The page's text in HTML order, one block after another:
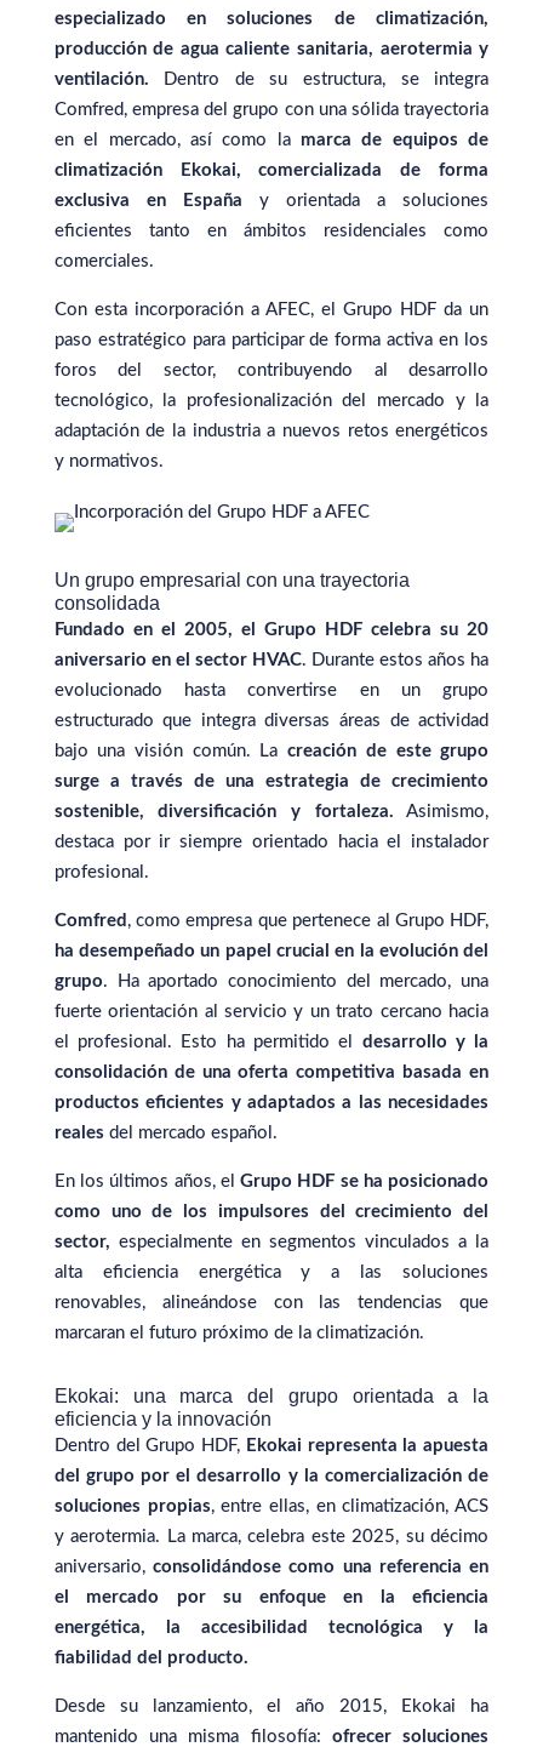
especializado en soluciones de climatización,
producción de agua caliente sanitaria, aerotermia y
ventilación. Dentro de su estructura, se integra
Comfred, empresa del grupo con una sólida trayectoria
en el mercado, así como la marca de equipos de
climatización Ekokai, comercializada de forma
exclusiva en España y orientada a soluciones
eficientes tanto en ámbitos residenciales como
comerciales.
Con esta incorporación a AFEC, el Grupo HDF da un
paso estratégico para participar de forma activa en los
foros del sector, contribuyendo al desarrollo
tecnológico, la profesionalización del mercado y la
adaptación de la industria a nuevos retos energéticos
y normativos.
Un grupo empresarial con una trayectoria
consolidada
Fundado en el 2005, el Grupo HDF celebra su 20
aniversario en el sector HVAC. Durante estos años ha
evolucionado hasta convertirse en un grupo
estructurado que integra diversas áreas de actividad
bajo una visión común. Lacreación de este grupo
surge a través de una estrategia de crecimiento
sostenible, diversificación y fortaleza. Asimismo,
destaca por ir siempre orientado hacia el instalador
profesional.
Comfred , como empresa que pertenece al Grupo HDF,
ha desempeñado un papel crucial en la evolución del
grupo. Ha aportado conocimiento del mercado, una
fuerte orientación al servicio y un trato cercano hacia
el profesional. Esto ha permitido el desarrollo y la
consolidación de una oferta competitiva basada en
productos eficientes y adaptados a las necesidades
reales del mercado español.
En los últimos años, elGrupo HDF se ha posicionado
como uno de los impulsores del crecimiento del
sector, especialmente en segmentos vinculados a la
alta eficiencia energética y a las soluciones
renovables, alineándose con las tendencias que
marcaran el futuro próximo de la climatización.
Ekokai: una marca del grupo orientada a la
eficiencia y la innovación
Dentro del Grupo HDF, Ekokai representa la apuesta
del grupo por el desarrollo y la comercialización de
soluciones propias, entre ellas, en climatización, ACS
y aerotermia. La marca, celebra este 2025, su décimo
aniversario,consolidándose como una referencia en
el mercado por su enfoque en la eficiencia
energética, la accesibilidad tecnológica y la
fiabilidad del producto.
Desde su lanzamiento, el año 2015, Ekokai ha
mantenido una misma filosofía: ofrecer soluciones